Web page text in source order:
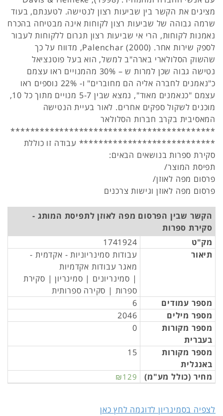
מציגים את הקשר בין שביעות רצון לנטישה. לטענתם, בעוד
שרמה גבוהה של שביעות רצון לקוחות אינה מבטיחה בהכרח
נאמנות לקוחות, הרי אי שביעות רצון תגרום ללקוחות לעבור
לספק שירות אחר. Palenchar (2000), מדווח על כך
שהשוק הסלולארי בארה"ב למשל, הוא בעל פוטנציאל
נטישה גבוה שכן למרות ש – 30% מהמנויים ראו עצמם
כ"נאמנים לחברה אליה הם מחוברים" ו- 22% נוספים ראו
עצמם "כנאמנים מאוד", נמצא שבין 5-7 מנויים מתוך כל 10,
מוכנים לשקול ספקים אחרים. לאור בעיית הנטישה
המאסיבית בקרב חברות הסלולאר
******************************************
**************************** עבודה זו כוללת
סקירת ספרות בנושאים הבאים:
תפיסת המוצר/
פרסום מפה לאוזן/
פרסום מפה לאוזן וגישות צרכנים
הקשר שבין הפרסום מפה לאוזן לתפיסת המותג -
סקירת ספרות
מק"ט
1741924
תיאור
עבודות סמינריוניות - אקדמית -
מאגר עבודות אקדמיות
| סמינריונים | סמינריון | סקירת
ספרות | סקירה ספרותית
מספר עמודים
6
מספר מילים
2046
מספר מקורות
בעברית
0
מספר מקורות
באנגלית
15
מחיר (כולל מע"מ) ₪129
לצפיה בסמינריון לדוגמה לחץ כאן